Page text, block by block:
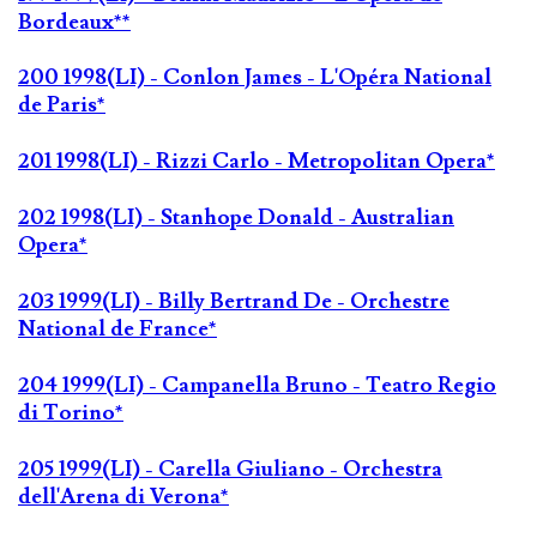
Bordeaux**
200 1998(LI) - Conlon James - L'Opéra National
de Paris*
201 1998(LI) - Rizzi Carlo - Metropolitan Opera*
202 1998(LI) - Stanhope Donald - Australian
Opera*
203 1999(LI) - Billy Bertrand De - Orchestre
National de France*
204 1999(LI) - Campanella Bruno - Teatro Regio
di Torino*
205 1999(LI) - Carella Giuliano - Orchestra
dell'Arena di Verona*